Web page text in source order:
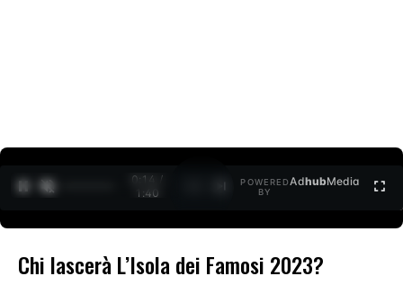
0:15 /
1:40
POWERED
BY
AdhubMedia
Chi lascerà L’Isola dei Famosi 2023?